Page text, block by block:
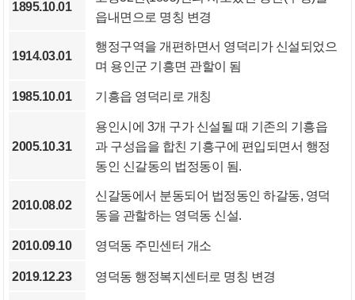
1895.10.01
읍내면으로 명칭 변경
1914.03.01
행정구역을 개편하면서 영덕리가 신설되었으
며 용인군 기흥면 관할이 됨
1985.10.01 기흥읍 영덕리로 개칭
2005.10.31
용인시에 3개 구가 신설될 때 기존의 기흥읍
과 구성읍을 합친 기흥구에 편입되면서 행정
동인 신갈동의 법정동이 됨.
2010.08.02
신갈동에서 분동되어 법정동인 하갈동, 영덕
동을 관할하는 영덕동 신설.
2010.09.10 영덕동 주민센터 개소
2019.12.23 영덕동 행정복지센터로 명칭 변경